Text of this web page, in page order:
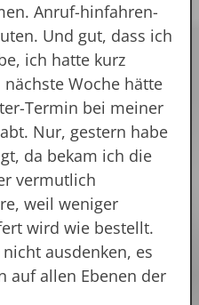
Anruf-hinfahren-
Und gut, dass ich
ich hatte kurz
nächste Woche hätte
Termin bei meiner
Nur, gestern habe
da bekam ich die
vermutlich
weil weniger
wird wie bestellt.
ausdenken, es
auf allen Ebenen der